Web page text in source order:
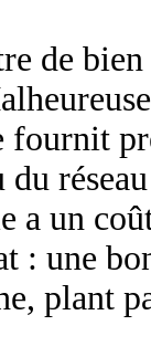
de
a un
: une
plant